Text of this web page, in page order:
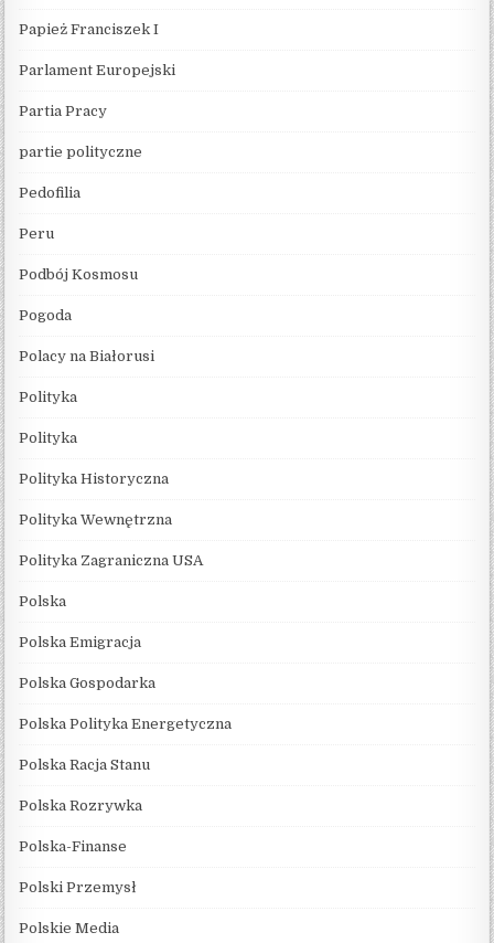
Papież Franciszek I
Parlament Europejski
Partia Pracy
partie polityczne
Pedofilia
Peru
Podbój Kosmosu
Pogoda
Polacy na Białorusi
Polityka
Polityka
Polityka Historyczna
Polityka Wewnętrzna
Polityka Zagraniczna USA
Polska
Polska Emigracja
Polska Gospodarka
Polska Polityka Energetyczna
Polska Racja Stanu
Polska Rozrywka
Polska-Finanse
Polski Przemysł
Polskie Media